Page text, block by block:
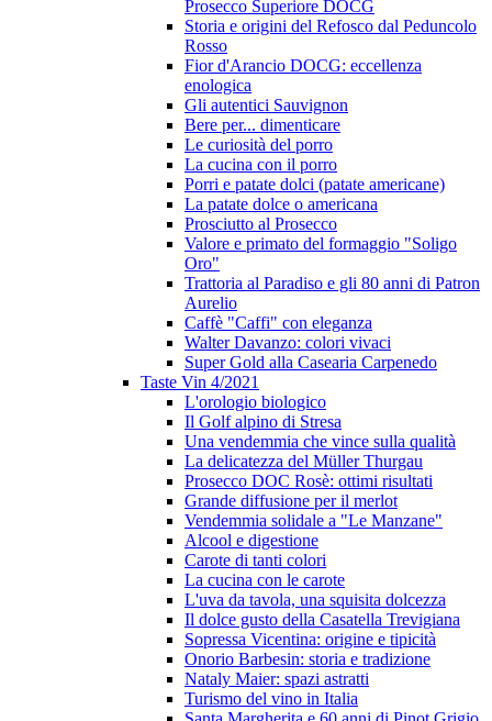
Prosecco Superiore DOCG
Storia e origini del Refosco dal Peduncolo
Rosso
Fior d'Arancio DOCG: eccellenza
enologica
Gli autentici Sauvignon
Bere per... dimenticare
Le curiosità del porro
La cucina con il porro
Porri e patate dolci (patate americane)
La patate dolce o americana
Prosciutto al Prosecco
Valore e primato del formaggio "Soligo
Oro"
Trattoria al Paradiso e gli 80 anni di Patron
Aurelio
Caffè "Caffi" con eleganza
Walter Davanzo: colori vivaci
Super Gold alla Casearia Carpenedo
Taste Vin 4/2021
L'orologio biologico
Il Golf alpino di Stresa
Una vendemmia che vince sulla qualità
La delicatezza del Müller Thurgau
Prosecco DOC Rosè: ottimi risultati
Grande diffusione per il merlot
Vendemmia solidale a "Le Manzane"
Alcool e digestione
Carote di tanti colori
La cucina con le carote
L'uva da tavola, una squisita dolcezza
Il dolce gusto della Casatella Trevigiana
Sopressa Vicentina: origine e tipicità
Onorio Barbesin: storia e tradizione
Nataly Maier: spazi astratti
Turismo del vino in Italia